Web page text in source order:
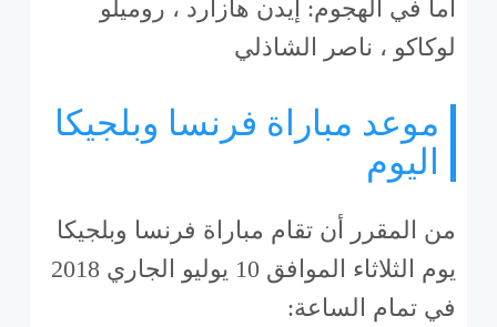
أما في الهجوم: إيدن هازارد ، روميلو
لوكاكو ، ناصر الشاذلي
موعد مباراة فرنسا وبلجيكا
اليوم
من المقرر أن تقام مباراة فرنسا وبلجيكا
يوم الثلاثاء الموافق 10 يوليو الجاري 2018
في تمام الساعة: